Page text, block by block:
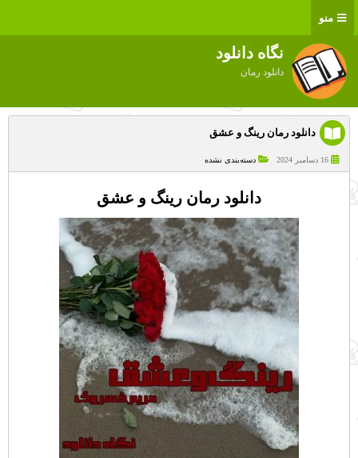
منو
نگاه دانلود
دانلود رمان
دانلود رمان رینگ و عشق
16 دسامبر 2024 دسته‌بندی نشده
دانلود رمان رینگ و عشق